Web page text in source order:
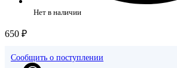
Нет в наличии
650 ₽
Сообщить о поступлении